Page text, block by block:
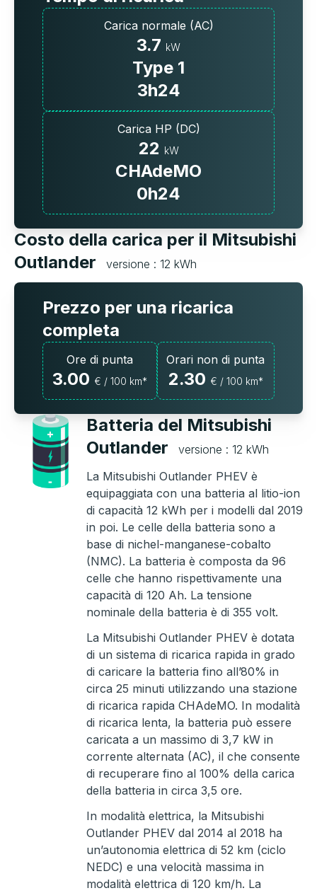
Carica normale (AC)
3.7 kW
Type 1
3h24
Carica HP (DC)
22 kW
CHAdeMO
0h24
Costo della carica per il Mitsubishi
Outlander
versione : 12 kWh
Prezzo per una ricarica
completa
Ore di punta
3.00 € / 100 km*
Orari non di punta
2.30 € / 100 km*
Batteria del Mitsubishi
Outlander
versione : 12 kWh
La Mitsubishi Outlander PHEV è
equipaggiata con una batteria al litio-ion
di capacità 12 kWh per i modelli dal 2019
in poi. Le celle della batteria sono a
base di nichel-manganese-cobalto
(NMC). La batteria è composta da 96
celle che hanno rispettivamente una
capacità di 120 Ah. La tensione
nominale della batteria è di 355 volt.
La Mitsubishi Outlander PHEV è dotata
di un sistema di ricarica rapida in grado
di caricare la batteria fino all’80% in
circa 25 minuti utilizzando una stazione
di ricarica rapida CHAdeMO. In modalità
di ricarica lenta, la batteria può essere
caricata a un massimo di 3,7 kW in
corrente alternata (AC), il che consente
di recuperare fino al 100% della carica
della batteria in circa 3,5 ore.
In modalità elettrica, la Mitsubishi
Outlander PHEV dal 2014 al 2018 ha
un’autonomia elettrica di 52 km (ciclo
NEDC) e una velocità massima in
modalità elettrica di 120 km/h. La